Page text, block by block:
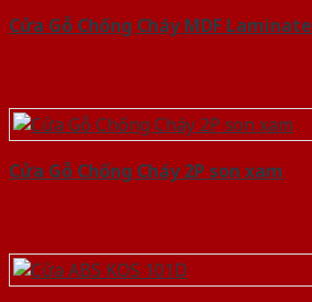
Cửa Gỗ Chống Cháy MDF Laminate
Cửa Gỗ Chống Cháy 2P son xam